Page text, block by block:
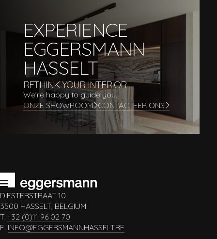
EXPERIENCE
EGGERSMANN
HASSELT
RETHINK YOUR INTERIOR
We’re happy to guide you.
ONZE SHOWROOM CONTACTEER ONS
DIESTERSTRAAT 10
3500 HASSELT, BELGIUM
T. +32 (0)11 96 02 70
E. INFO@EGGERSMANNHASSELT.BE